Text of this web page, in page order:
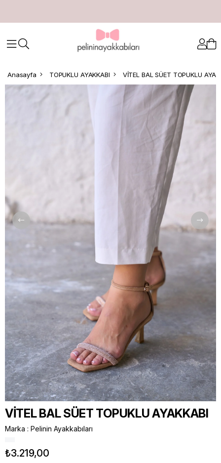
Anasayfa TOPUKLU AYAKKABI VİTEL BAL SÜET TOPUKLU
VİTEL BAL SÜET TOPUKLU AYAKKABI
Marka : Pelinin Ayakkabıları
₺3.219,00